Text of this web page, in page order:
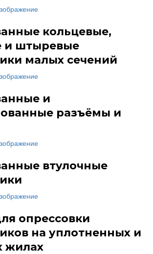
кольцевые,
и штыревые
малых сечений
и
разъёмы и
втулочные
опрессовки
на уплотненных и
жилах